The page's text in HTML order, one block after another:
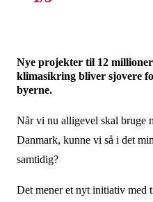
Nye projekter til 12
klimasikring bliver sjovere
byerne.
Når vi nu alligevel skal bruge
Danmark, kunne vi så i det
samtidig?
Det mener et nyt initiativ